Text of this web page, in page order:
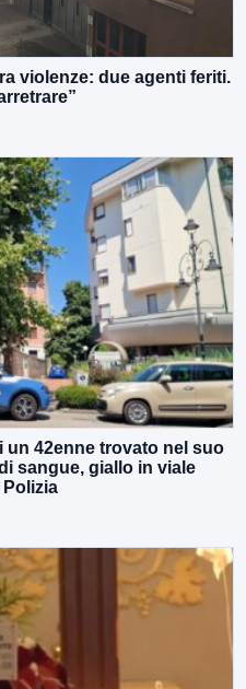
violenze: due agenti feriti.
un 42enne trovato nel suo
sangue, giallo in viale